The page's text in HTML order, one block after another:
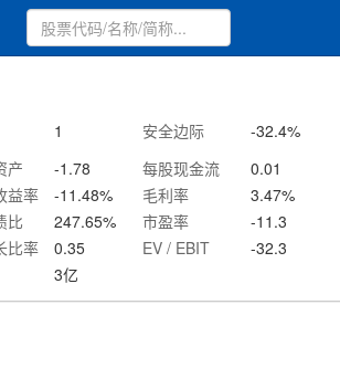
1 安全边际 -32.4%
产 -1.78 每股现金流
0.01
益率 -11.48% 毛利率 3.47%
比 247.65% 市盈率
-11.3
比率 0.35 EV / EBIT
-32.3
3亿